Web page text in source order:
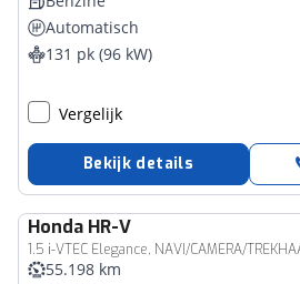
Automatisch
131 pk (96 kW)
Vergelijk
Bekijk details
Honda HR-V
1.5 i-VTEC Elegance, NAVI/CAMERA/
55.198 km